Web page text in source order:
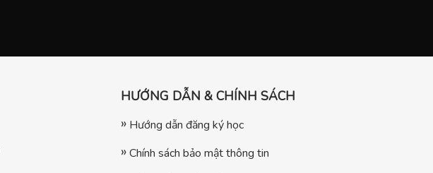
HƯỚNG DẪN & CHÍNH SÁCH
Hướng dẫn đăng ký học
Chính sách bảo mật thông tin